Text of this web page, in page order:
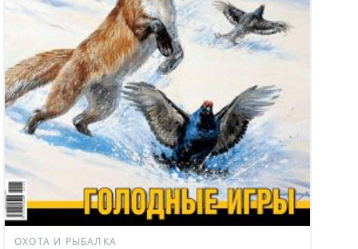
ОХОТА И РЫБАЛКА